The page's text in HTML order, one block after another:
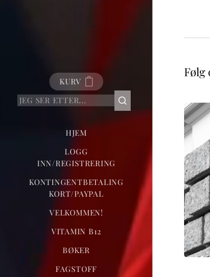
KURV
HJEM
LOGG
INN/REGISTRERING
KONTINGENTBETALING
KORT/PAYPAL
VELKOMMEN!
VITAMIN B12
BØKER
FAGSTOFF
Følg